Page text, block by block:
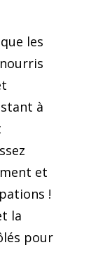
les
à
et
!
la
pour